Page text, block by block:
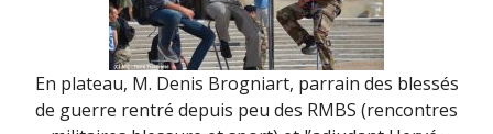
En plateau, M. Denis Brogniart, parrain des blessés
de guerre rentré depuis peu des RMBS (rencontres